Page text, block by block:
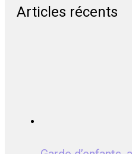
Articles récents